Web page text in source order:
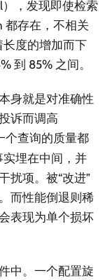
），发现即使检索
都存在，不相关
度的增加而下
到 85% 之间。
身就是对准确性
诉而调高
个查询的质量都
埋在中间，并
扰项。被“改进”
而性能倒退则稀
表现为单个损坏
中。一个配置旋